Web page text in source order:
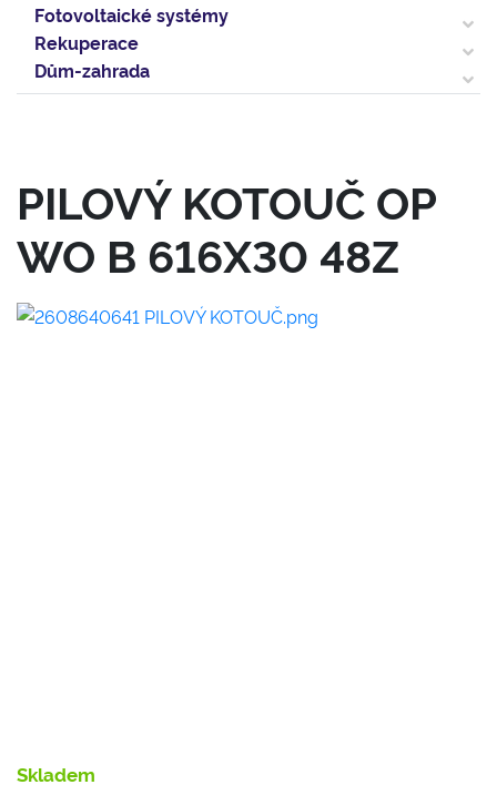
Fotovoltaické systémy
Rekuperace
Dům-zahrada
PILOVÝ KOTOUČ OP
WO B 616X30 48Z
Skladem